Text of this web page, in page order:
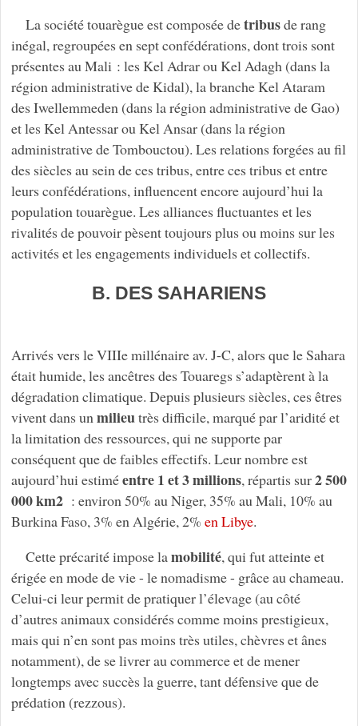
La société touarègue est composée detribusde rang
inégal, regroupées en sept confédérations, dont trois sont
présentes au Mali : les Kel Adrar ou Kel Adagh (dans la
région administrative de Kidal), la branche Kel Ataram
des Iwellemmeden (dans la région administrative de Gao)
et les Kel Antessar ou Kel Ansar (dans la région
administrative de Tombouctou). Les relations forgées au fil
des siècles au sein de ces tribus, entre ces tribus et entre
leurs confédérations, influencent encore aujourd’hui la
population touarègue. Les alliances fluctuantes et les
rivalités de pouvoir pèsent toujours plus ou moins sur les
activités et les engagements individuels et collectifs.
B. DES SAHARIENS
Arrivés vers le VIIIe millénaire av. J-C, alors que le Sahara
était humide, les ancêtres des Touaregs s’adaptèrent à la
dégradation climatique. Depuis plusieurs siècles, ces êtres
vivent dans unmilieutrès difficile, marqué par l’aridité et
la limitation des ressources, qui ne supporte par
conséquent que de faibles effectifs. Leur nombre est
aujourd’hui estiméentre 1 et 3 millions, répartis sur2 500
000 km2 : environ 50% au Niger, 35% au Mali, 10% au
Burkina Faso, 3% en Algérie, 2% en Libye.
Cette précarité impose lamobilité, qui fut atteinte et
érigée en mode de vie - le nomadisme - grâce au chameau.
Celui-ci leur permit de pratiquer l’élevage (au côté
d’autres animaux considérés comme moins prestigieux,
mais qui n’en sont pas moins très utiles, chèvres et ânes
notamment), de se livrer au commerce et de mener
longtemps avec succès la guerre, tant défensive que de
prédation (rezzous).